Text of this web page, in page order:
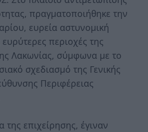
πραγματοποιήθηκε την
ευρεία αστυνομική
ευρύτερες περιοχές της
Λακωνίας, σύμφωνα με το
σχεδιασμό της Γενικής
Περιφέρειας
της επιχείρησης, έγιναν